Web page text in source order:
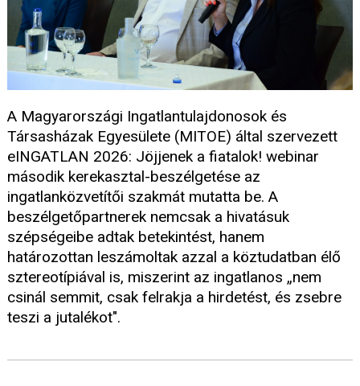
A Magyarországi Ingatlantulajdonosok és
Társasházak Egyesülete (MITOE) által szervezett
eINGATLAN 2026: Jöjjenek a fiatalok! webinar
második kerekasztal-beszélgetése az
ingatlanközvetítői szakmát mutatta be. A
beszélgetőpartnerek nemcsak a hivatásuk
szépségeibe adtak betekintést, hanem
határozottan leszámoltak azzal a köztudatban élő
sztereotípiával is, miszerint az ingatlanos „nem
csinál semmit, csak felrakja a hirdetést, és zsebre
teszi a jutalékot".